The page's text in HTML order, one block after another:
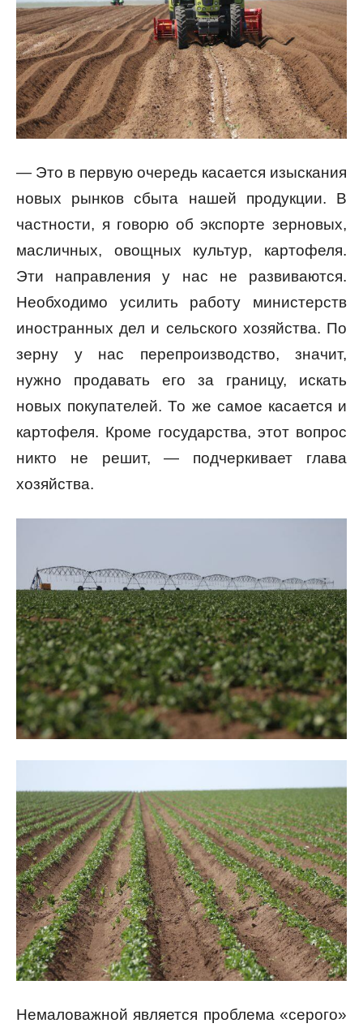
— Это в первую очередь касается изыскания
новых рынков сбыта нашей продукции. В
частности, я говорю об экспорте зерновых,
масличных, овощных культур, картофеля.
Эти направления у нас не развиваются.
Необходимо усилить работу министерств
иностранных дел и сельского хозяйства. По
зерну у нас перепроизводство, значит,
нужно продавать его за границу, искать
новых покупателей. То же самое касается и
картофеля. Кроме государства, этот вопрос
никто не решит, — подчеркивает глава
хозяйства.
Немаловажной является проблема «серого»